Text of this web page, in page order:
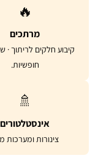
חלקים לריתוך · שתי ידיים
אינסטלטורים
צינורות ומערכות מים.